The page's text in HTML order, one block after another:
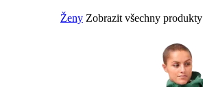
Ženy Zobrazit všechny produkty